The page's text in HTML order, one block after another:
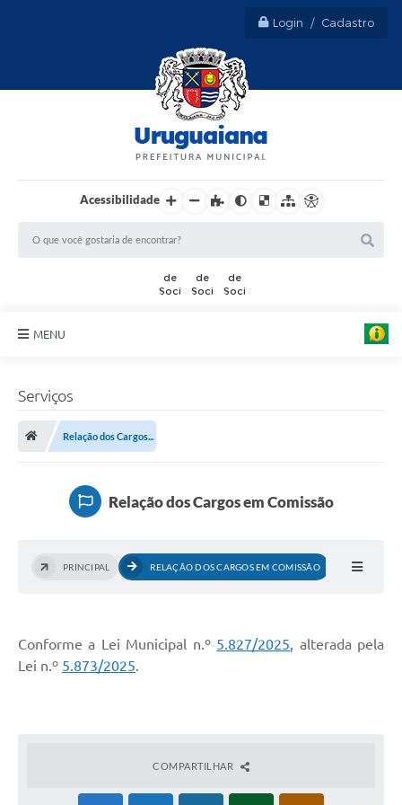
Login / Cadastro
Acessibilidade
MENU
Ouvidorias
Secretarias/Centrais
Vice-Prefeito Municipal
Arquivo Histórico
Serviços
Relação dos Cargos...
Relação dos Cargos em Comissão
PRINCIPAL RELAÇÃO DOS CARGOS EM COMISSÃO
Conforme a Lei Municipal n.º 5.827/2025, alterada pela
Lei n.º 5.873/2025.
COMPARTILHAR